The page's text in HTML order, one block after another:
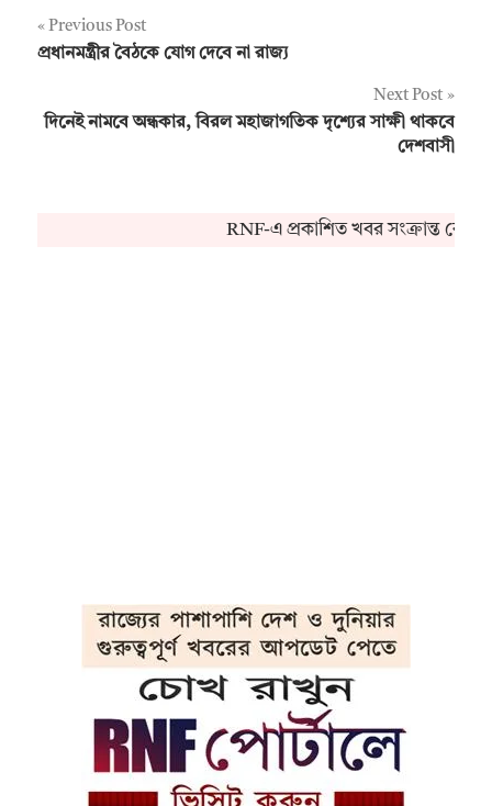
Post
Previous Post
প্রধানমন্ত্রীর বৈঠকে যোগ দেবে না রাজ্য
Next Post
দিনেই নামবে অন্ধকার, বিরল মহাজাগতিক দৃশ্যের সাক্ষী থাকবে
দেশবাসী
RNF-এ প্রকাশিত খবর সংক্রান্ত